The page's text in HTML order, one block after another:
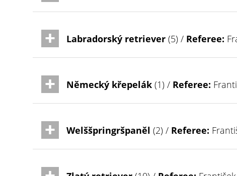
Labradorský retriever (5) / Referee:
Německý křepelák (1) / Referee:
Welššpringršpaněl (2) / Referee: